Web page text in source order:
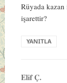
Rüyada
işarettir?
YANITLA
Elif Ç.